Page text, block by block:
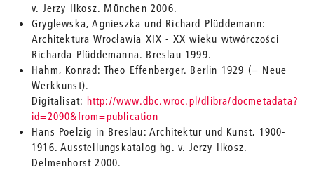
v. Jerzy Ilkosz. München 2006.
Gryglewska, Agnieszka und Richard Plüddemann:
Architektura Wrocławia XIX - XX wieku wtwórczości
Richarda Plüddemanna. Breslau 1999.
Hahm, Konrad: Theo Effenberger. Berlin 1929 (= Neue
Werkkunst).
Digitalisat: http://www.dbc.wroc.pl/dlibra/docmetadata?
id=2090&from=publication
Hans Poelzig in Breslau: Architektur und Kunst, 1900-
1916. Ausstellungskatalog hg. v. Jerzy Ilkosz.
Delmenhorst 2000.